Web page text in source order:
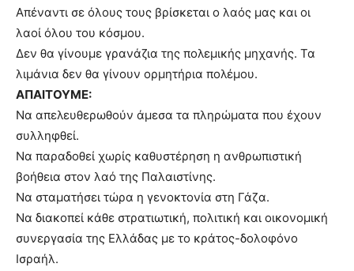
Απέναντι σε όλους τους βρίσκεται ο λαός μας και οι
λαοί όλου του κόσμου.
Δεν θα γίνουμε γρανάζια της πολεμικής μηχανής. Τα
λιμάνια δεν θα γίνουν ορμητήρια πολέμου.
ΑΠΑΙΤΟΥΜΕ:
Να απελευθερωθούν άμεσα τα πληρώματα που έχουν
συλληφθεί.
Να παραδοθεί χωρίς καθυστέρηση η ανθρωπιστική
βοήθεια στον λαό της Παλαιστίνης.
Να σταματήσει τώρα η γενοκτονία στη Γάζα.
Να διακοπεί κάθε στρατιωτική, πολιτική και οικονομική
συνεργασία της Ελλάδας με το κράτος-δολοφόνο
Ισραήλ.